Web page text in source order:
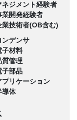
ネジメント経験者
業開発経験者
業技術者(OB含む)
ンデンサ
子材料
質管理
子部品
プリケーション
導体